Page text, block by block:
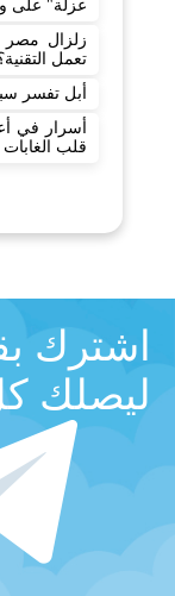
عزلة" على
زلزال مصر
تعمل
أبل تفسر
أسرار في
قلب الغابات
اشترك
ليصلك